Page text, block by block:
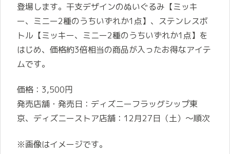
登場します。干支デザインのぬいぐるみ【ミッキ
ー、ミニー2種のうちいずれか1点】、ステンレスボ
トル【ミッキー、ミニー2種のうちいずれか1点】を
はじめ、価格約3倍相当の商品が入ったお得なアイテ
ムです。
価格：3,500円
発売店舗・発売日：ディズニーフラッグシップ東
京、ディズニーストア店舗：12月27日（土）～順次
※画像はイメージです。